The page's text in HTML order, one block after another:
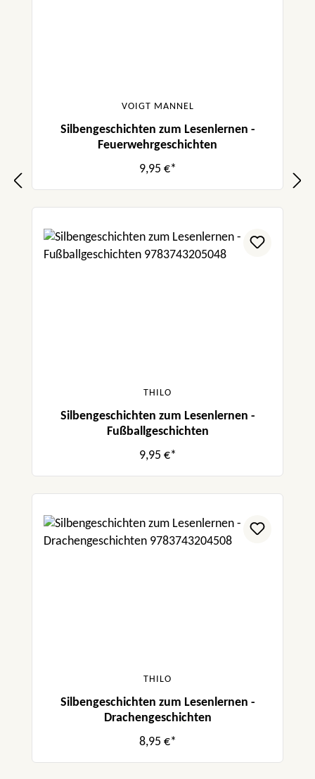
VOIGT MANNEL
Silbengeschichten zum Lesenlernen -
Feuerwehrgeschichten
9,95 €*
THILO
Silbengeschichten zum Lesenlernen -
Fußballgeschichten
9,95 €*
THILO
Silbengeschichten zum Lesenlernen -
Drachengeschichten
8,95 €*